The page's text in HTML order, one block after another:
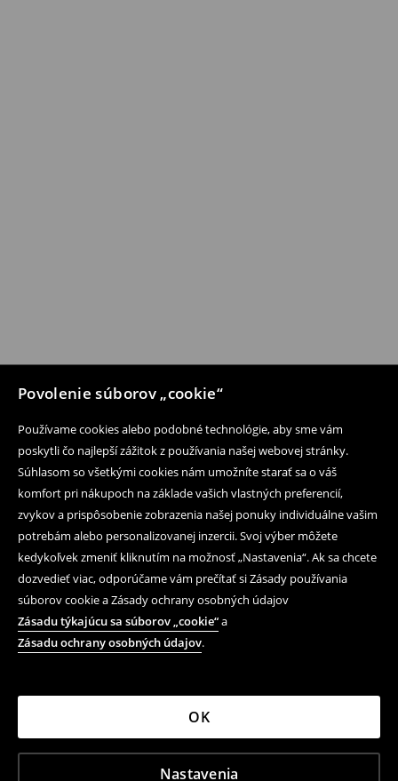
Povolenie súborov „cookie“
Používame cookies alebo podobné technológie, aby sme vám
poskytli čo najlepší zážitok z používania našej webovej stránky.
Súhlasom so všetkými cookies nám umožníte starať sa o váš
komfort pri nákupoch na základe vašich vlastných preferencií,
zvykov a prispôsobenie zobrazenia našej ponuky individuálne vašim
potrebám alebo personalizovanej inzercii. Svoj výber môžete
kedykoľvek zmeniť kliknutím na možnosť „Nastavenia“. Ak sa chcete
dozvedieť viac, odporúčame vám prečítať si Zásady používania
súborov cookie a Zásady ochrany osobných údajov
Zásadu týkajúcu sa súborov „cookie“a
Zásadu ochrany osobných údajov.
Nastavenia
OK